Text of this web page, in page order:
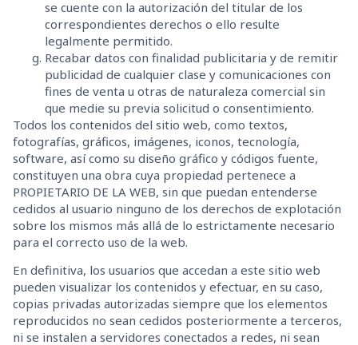
se cuente con la autorización del titular de los
correspondientes derechos o ello resulte
legalmente permitido.
Recabar datos con finalidad publicitaria y de remitir
publicidad de cualquier clase y comunicaciones con
fines de venta u otras de naturaleza comercial sin
que medie su previa solicitud o consentimiento.
Todos los contenidos del sitio web, como textos,
fotografías, gráficos, imágenes, iconos, tecnología,
software, así como su diseño gráfico y códigos fuente,
constituyen una obra cuya propiedad pertenece a
PROPIETARIO DE LA WEB, sin que puedan entenderse
cedidos al usuario ninguno de los derechos de explotación
sobre los mismos más allá de lo estrictamente necesario
para el correcto uso de la web.
En definitiva, los usuarios que accedan a este sitio web
pueden visualizar los contenidos y efectuar, en su caso,
copias privadas autorizadas siempre que los elementos
reproducidos no sean cedidos posteriormente a terceros,
ni se instalen a servidores conectados a redes, ni sean